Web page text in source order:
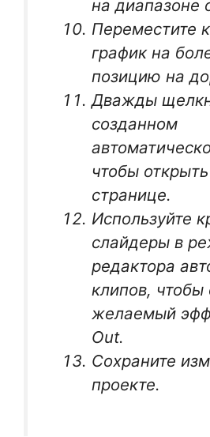
на диапазоне
Переместите
график на
позицию на
Дважды
созданном
чтобы
странице.
Используйте
слайдеры в
редактора
клипов, чтобы
желаемый
Out.
Сохраните
проекте.